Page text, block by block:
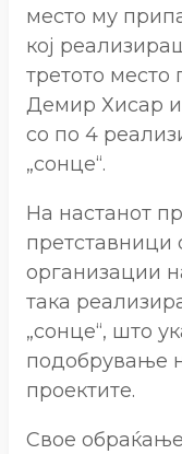
место му
кој
третото место
Демир Хисар
со по 4
„сонце“.
На настанот
претставници
организации
така
„сонце“, што
подобрување
проектите.
Свое